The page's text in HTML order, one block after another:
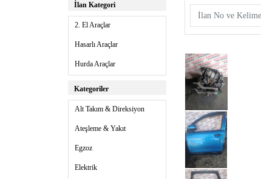
İlan Kategori
2. El Araçlar
Hasarlı Araçlar
Hurda Araçlar
Kategoriler
Alt Takım & Direksiyon
Ateşleme & Yakıt
Egzoz
Elektrik